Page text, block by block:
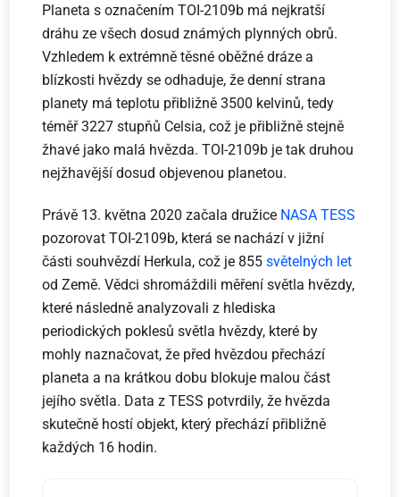
Planeta s označením TOI-2109b má nejkratší
dráhu ze všech dosud známých plynných obrů.
Vzhledem k extrémně těsné oběžné dráze a
blízkosti hvězdy se odhaduje, že denní strana
planety má teplotu přibližně 3500 kelvinů, tedy
téměř 3227 stupňů Celsia, což je přibližně stejně
žhavé jako malá hvězda. TOI-2109b je tak druhou
nejžhavější dosud objevenou planetou.
Právě 13. května 2020 začala družice NASA TESS
pozorovat TOI-2109b, která se nachází v jižní
části souhvězdí Herkula, což je 855světelných let
od Země. Vědci shromáždili měření světla hvězdy,
které následně analyzovali z hlediska
periodických poklesů světla hvězdy, které by
mohly naznačovat, že před hvězdou přechází
planeta a na krátkou dobu blokuje malou část
jejího světla. Data z TESS potvrdily, že hvězda
skutečně hostí objekt, který přechází přibližně
každých 16 hodin.